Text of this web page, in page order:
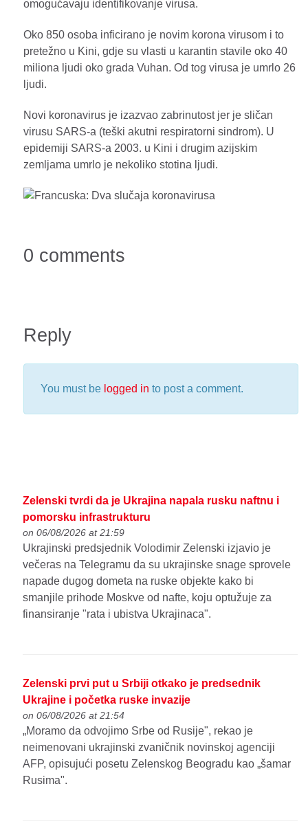
omogućavaju identifikovanje virusa.
Oko 850 osoba inficirano je novim korona virusom i to
pretežno u Kini, gdje su vlasti u karantin stavile oko 40
miliona ljudi oko grada Vuhan. Od tog virusa je umrlo 26
ljudi.
Novi koronavirus je izazvao zabrinutost jer je sličan
virusu SARS-a (teški akutni respiratorni sindrom). U
epidemiji SARS-a 2003. u Kini i drugim azijskim
zemljama umrlo je nekoliko stotina ljudi.
0 comments
Reply
You must be logged in to post a comment.
Zelenski tvrdi da je Ukrajina napala rusku naftnu i
pomorsku infrastrukturu
on 06/08/2026 at 21:59
Ukrajinski predsjednik Volodimir Zelenski izjavio je
večeras na Telegramu da su ukrajinske snage sprovele
napade dugog dometa na ruske objekte kako bi
smanjile prihode Moskve od nafte, koju optužuje za
finansiranje "rata i ubistva Ukrajinaca".
Zelenski prvi put u Srbiji otkako je predsednik
Ukrajine i početka ruske invazije
on 06/08/2026 at 21:54
„Moramo da odvojimo Srbe od Rusije", rekao je
neimenovani ukrajinski zvaničnik novinskoj agenciji
AFP, opisujući posetu Zelenskog Beogradu kao „šamar
Rusima".